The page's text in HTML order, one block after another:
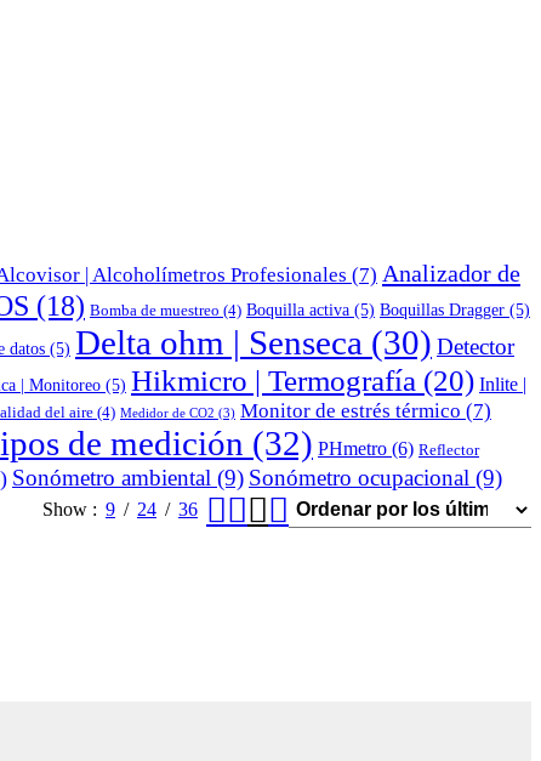
| Alcoholímetros Profesionales (7) Analizador de
(18) Bomba de muestreo (4) Boquilla activa (5) Boquillas Dragger (5)
datos (5) Delta ohm | Senseca (30) Detector
| Monitoreo (5) Hikmicro | Termografía (20) Inlite |
del aire (4) Medidor de CO2 (3) Monitor de estrés térmico (7)
de medición (32) PHmetro (6) Reflector
Sonómetro ambiental (9) Sonómetro ocupacional (9)
Show 9 24 36